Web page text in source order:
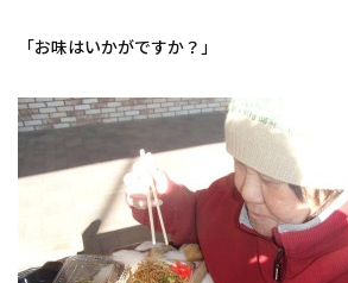
「お味はいかがですか？」